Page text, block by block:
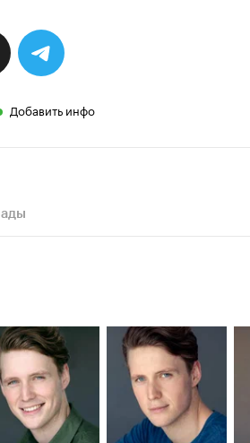
Добавить инфо